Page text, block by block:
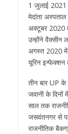
1 जुलाई 2021
मेदांता अस्पताल
अक्टूबर 2020 में
उन्होंने वैक्सीन
अगस्त 2020 में
यूरिन इन्फेक्शन
तीन बार UP
जवानी के
साल तक
जसवंतनगर से
राजनीतिक